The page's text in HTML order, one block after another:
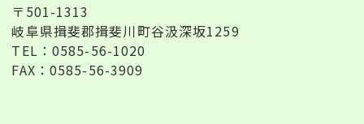
〒501-1313
岐阜県揖斐郡揖斐川町谷汲深坂1259
TEL：0585-56-1020
FAX：0585-56-3909